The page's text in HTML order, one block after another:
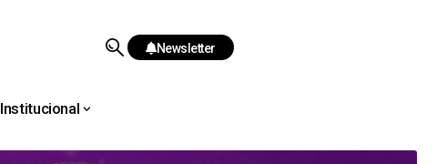
Newsletter
Institucional